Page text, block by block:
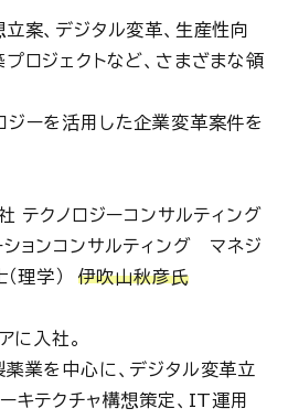
案、デジタル変革、生産性向
プロジェクトなど、さまざまな領
ジーを活用した企業変革案件を
テクノロジーコンサルティング
ションコンサルティング マネジ
理学） 伊吹山秋彦氏
に入社。
薬業を中心に、デジタル変革立
キテクチャ構想策定、IT運用